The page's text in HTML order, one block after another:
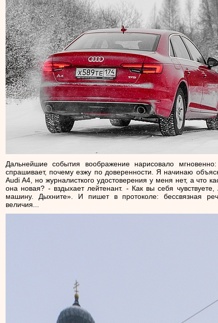
Дальнейшие события воображение нарисовало
спрашивает, почему езжу по доверенности. Я начинаю
Audi A4, но журналисткого удостоверения у меня нет, а что
она новая? - вздыхает лейтенант. - Как вы себя
машину. Дыхните». И пишет в протоколе: бессвязная
величия...